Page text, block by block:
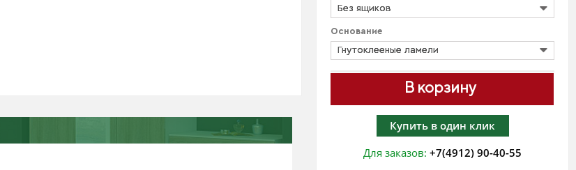
В корзину
Купить в один клик
Без ящиков
Основание
Гнутоклееные ламели
Для заказов:+7(4912) 90-40-55